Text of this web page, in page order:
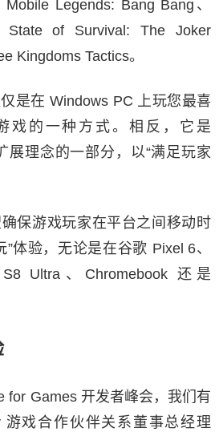
Legends: Bang Bang、
State of Survival: The Joker
Kingdoms Tactics。
是在 Windows PC 上玩您最喜
戏的一种方式。相反，它是
展理念的一部分，以“满足玩家
保游戏玩家在平台之间移动时
体验，无论是在谷歌 Pixel 6、
Ultra、Chromebook 还是
for Games 开发者峰会，我们有
游戏合作伙伴关系董事总经理